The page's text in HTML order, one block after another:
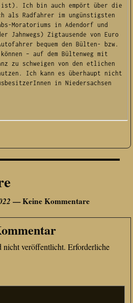
ist). Ich bin auch empört über die
als Radfahrer im ungünstigsten
Moratoriums in Adendorf und
Jahnwegs) Zigtausende von Euro
bequem den Bülten- bzw.
– auf dem Bültenweg mit
zu schweigen von den etlichen
Ich kann es überhaupt nicht
in Niedersachsen
— Keine Kommentare
veröffentlicht. Erforderliche